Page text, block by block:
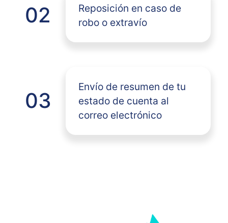
02
Reposición en caso de
robo o extravío
03
Envío de resumen de tu
estado de cuenta al
correo electrónico